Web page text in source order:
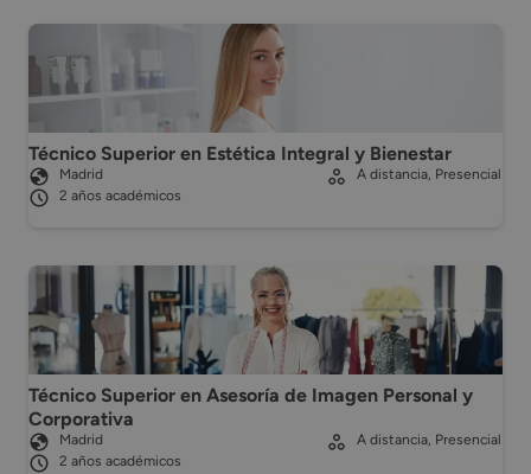
Técnico Superior en Estética Integral y Bienestar
Madrid
2 años académicos
A distancia, Presencial
Técnico Superior en Asesoría de Imagen Personal y
Corporativa
Madrid
2 años académicos
A distancia, Presencial